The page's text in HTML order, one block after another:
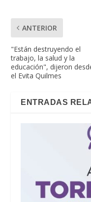
ANTERIOR
"Están destruyendo el
trabajo, la salud y la
educación", dijeron
el Evita Quilmes
ENTRADAS